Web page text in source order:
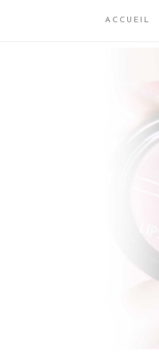
ACCUEIL